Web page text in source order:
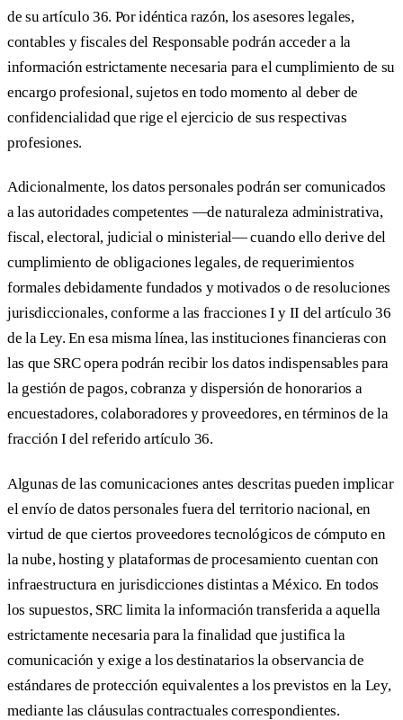
de su artículo 36. Por idéntica razón, los asesores legales,
contables y fiscales del Responsable podrán acceder a la
información estrictamente necesaria para el cumplimiento de su
encargo profesional, sujetos en todo momento al deber de
confidencialidad que rige el ejercicio de sus respectivas
profesiones.
Adicionalmente, los datos personales podrán ser comunicados
a las autoridades competentes —de naturaleza administrativa,
fiscal, electoral, judicial o ministerial— cuando ello derive del
cumplimiento de obligaciones legales, de requerimientos
formales debidamente fundados y motivados o de resoluciones
jurisdiccionales, conforme a las fracciones I y II del artículo 36
de la Ley. En esa misma línea, las instituciones financieras con
las que SRC opera podrán recibir los datos indispensables para
la gestión de pagos, cobranza y dispersión de honorarios a
encuestadores, colaboradores y proveedores, en términos de la
fracción I del referido artículo 36.
Algunas de las comunicaciones antes descritas pueden implicar
el envío de datos personales fuera del territorio nacional, en
virtud de que ciertos proveedores tecnológicos de cómputo en
la nube, hosting y plataformas de procesamiento cuentan con
infraestructura en jurisdicciones distintas a México. En todos
los supuestos, SRC limita la información transferida a aquella
estrictamente necesaria para la finalidad que justifica la
comunicación y exige a los destinatarios la observancia de
estándares de protección equivalentes a los previstos en la Ley,
mediante las cláusulas contractuales correspondientes.